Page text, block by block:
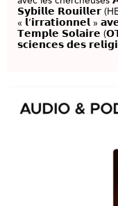
𝗦𝘆𝗯𝗶𝗹𝗹𝗲 𝗥𝗼𝘂𝗶𝗹𝗹𝗲𝗿
« 𝗹’𝗶𝗿𝗿𝗮𝘁𝗶𝗼𝗻𝗻𝗲𝗹 »
𝗧𝗲𝗺𝗽𝗹𝗲 𝗦𝗼𝗹𝗮𝗶𝗿𝗲
𝘀𝗰𝗶𝗲𝗻𝗰𝗲𝘀 𝗱𝗲𝘀